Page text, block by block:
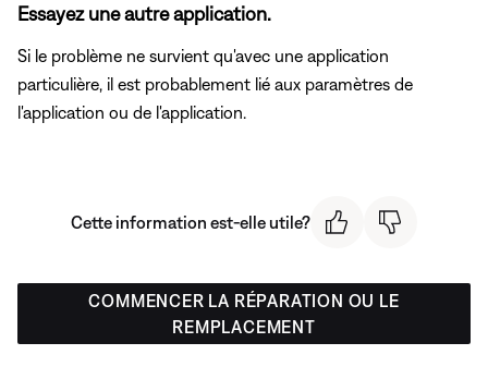
Essayez une autre application.
Si le problème ne survient qu'avec une application
particulière, il est probablement lié aux paramètres de
l'application ou de l'application.
Cette information est-elle utile?
COMMENCER LA RÉPARATION OU LE
REMPLACEMENT